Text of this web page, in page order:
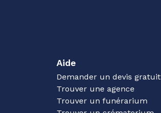
Aide
Demander un devis gratuit
Trouver une agence
Trouver un funérarium